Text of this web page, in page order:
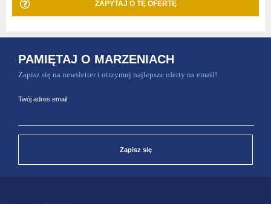
ZAPYTAJ O TĘ OFERTĘ
PAMIĘTAJ O MARZENIACH
Zapisz się na newsletter i otrzymuj najlepsze oferty na email!
Twój adres email
Zapisz się